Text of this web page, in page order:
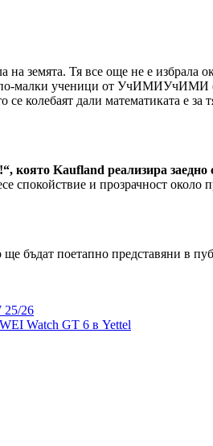
земята. Тя все още не е избрала
малки ученици от УчИМИУчИМИ
колебаят дали математиката е
която Kaufland реализира
спокойствие и прозрачност
бъдат поетапно представяни в
25/26
Watch GT 6 в Yettel